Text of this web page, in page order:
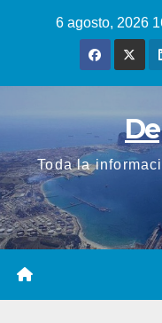
6 agosto, 2026
Toda la